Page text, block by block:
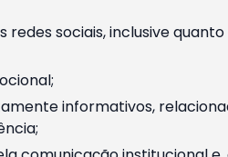
sociais, inclusive
informativos,